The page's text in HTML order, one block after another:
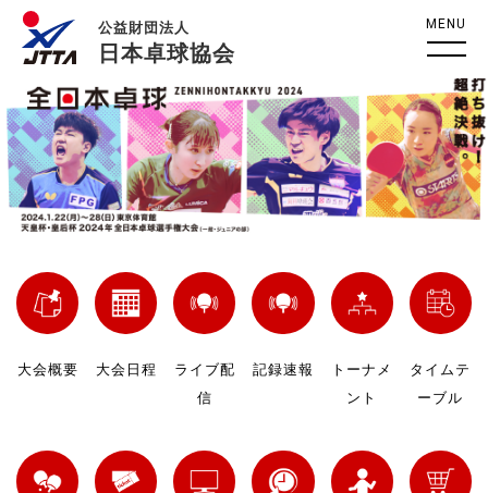
公益財団法人
日本卓球協会
MENU
大会概要 大会日程
ライブ配
信
記録速報
トーナメ
ント
タイムテ
ーブル